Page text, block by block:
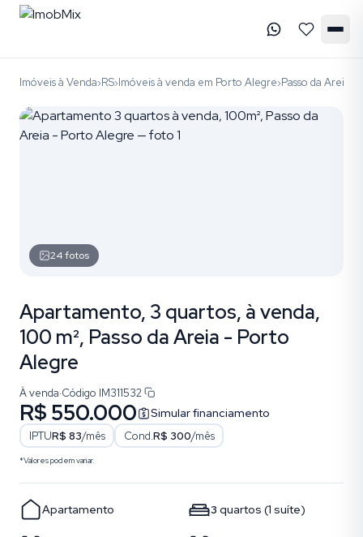
Imóveis à Venda›RS›Imóveis à venda em Porto Alegre›Passo da Areia
24fotos
Apartamento, 3 quartos, à venda,
100 m², Passo da Areia - Porto
Alegre
À venda·Código IM311532
R$ 550.000 Simular financiamento
IPTUR$ 83/mês Cond.R$ 300/mês
*Valores podem variar.
Apartamento 3 quartos (1 suíte)